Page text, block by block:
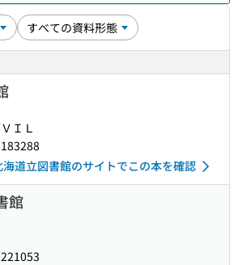
ＩＬ
海道立図書館のサイトでこの本を確認
館